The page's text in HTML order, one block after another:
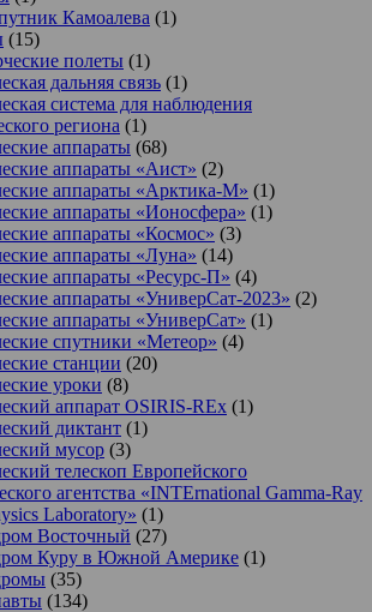
Камоалева (1)
(15)
полеты (1)
дальняя связь (1)
система для наблюдения
региона (1)
аппараты (68)
аппараты «Аист» (2)
аппараты «Арктика-М» (1)
аппараты «Ионосфера» (1)
аппараты «Космос» (3)
аппараты «Луна» (14)
аппараты «Ресурс-П» (4)
аппараты «УниверСат-2023» (2)
аппараты «УниверСат» (1)
спутники «Метеор» (4)
станции (20)
уроки (8)
аппарат OSIRIS-REx (1)
диктант (1)
мусор (3)
телескоп Европейского
агентства «INTErnational Gamma-Ray
Laboratory» (1)
Восточный (27)
Куру в Южной Америке (1)
(35)
(134)